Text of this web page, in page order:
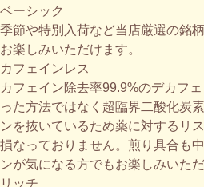
ベーシック
季節や特別入荷など当店厳選の銘
お楽しみいただけます。
カフェインレス
カフェイン除去率99.9%のデカフ
った方法ではなく超臨界二酸化炭
ンを抜いているため薬に対するリ
損なっておりません。煎り具合も
ンが気になる方でもお楽しみいた
リッチ